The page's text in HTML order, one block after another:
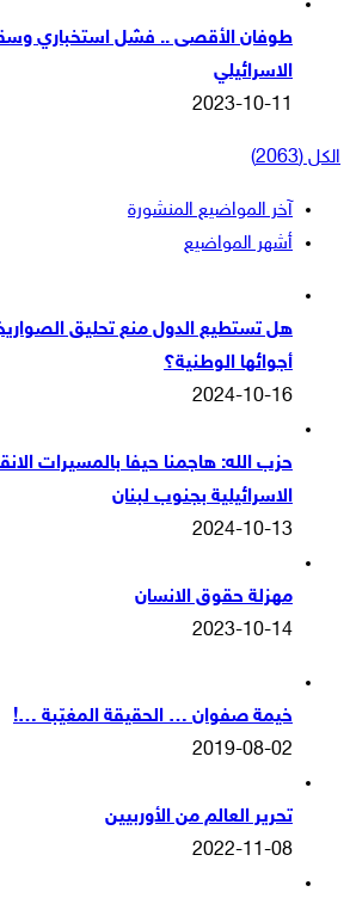
طوفان الأقصى .. فشل استخباري
الاسرائيلي
2023-10-11
الكل (2063)
آخر المواضيع المنشورة
أشهر المواضيع
هل تستطيع الدول منع تحليق
أجوائها الوطنية؟
2024-10-16
حزب الله: هاجمنا حيفا بالمسيرات
الاسرائيلية بجنوب لبنان
2024-10-13
مهزلة حقوق الانسان
2023-10-14
خيمة صفوان … الحقيقة المغيّبة …!
2019-08-02
تحرير العالم من الأوربيين
2022-11-08